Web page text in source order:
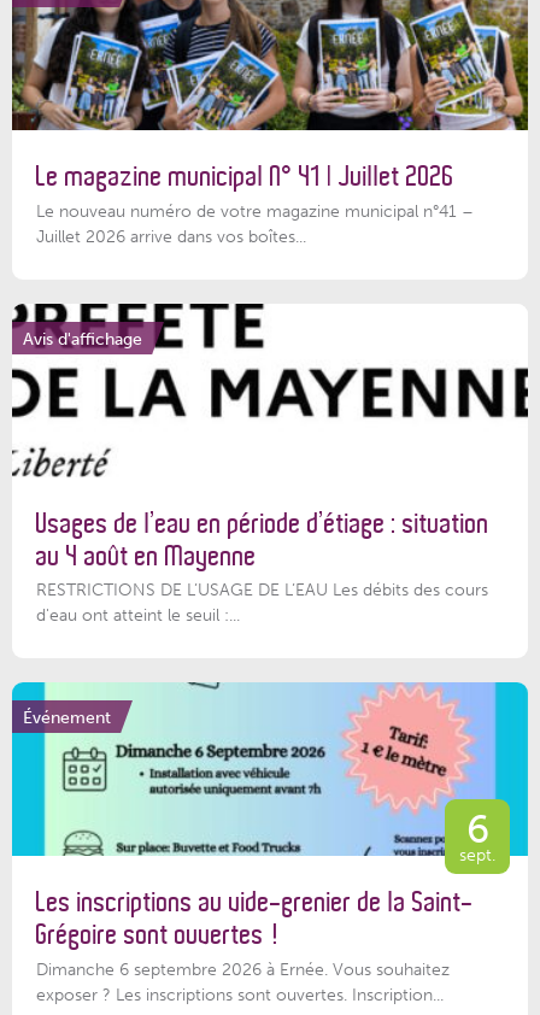
Le magazine municipal N° 41 | Juillet 2026
Le nouveau numéro de votre magazine municipal n°41 –
Juillet 2026 arrive dans vos boîtes...
Avis d'affichage
Usages de l’eau en période d’étiage : situation
au 4 août en Mayenne
RESTRICTIONS DE L’USAGE DE L’EAU Les débits des cours
d'eau ont atteint le seuil :...
Événement
6
sept.
Les inscriptions au vide-grenier de la Saint-
Grégoire sont ouvertes !
Dimanche 6 septembre 2026 à Ernée. Vous souhaitez
exposer ? Les inscriptions sont ouvertes. Inscription...